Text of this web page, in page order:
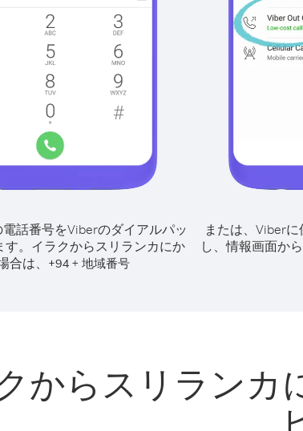
話番号をViberのダイアルパッ
。 イラクからスリランカにか
合は、 +94 + 地域番号
または、Viber
し、情報画面か
からスリランカ